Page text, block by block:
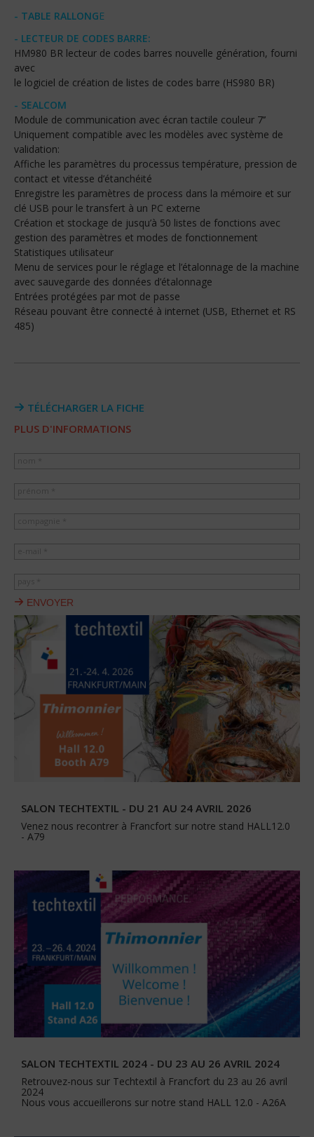
- TABLE RALLONGE
- LECTEUR DE CODES BARRE:
HM980 BR lecteur de codes barres nouvelle génération, fourni
avec
le logiciel de création de listes de codes barre (HS980 BR)
- SEALCOM
Module de communication avec écran tactile couleur 7’’
Uniquement compatible avec les modèles avec système de
validation:
Affiche les paramètres du processus température, pression de
contact et vitesse d’étanchéité
Enregistre les paramètres de process dans la mémoire et sur
clé USB pour le transfert à un PC externe
Création et stockage de jusqu’à 50 listes de fonctions avec
gestion des paramètres et modes de fonctionnement
Statistiques utilisateur
Menu de services pour le réglage et l’étalonnage de la machine
avec sauvegarde des données d’étalonnage
Entrées protégées par mot de passe
Réseau pouvant être connecté à internet (USB, Ethernet et RS
485)
TÉLÉCHARGER LA FICHE
PLUS D'INFORMATIONS
ENVOYER
SALON TECHTEXTIL - DU 21 AU 24 AVRIL 2026
Venez nous recontrer à Francfort sur notre stand HALL12.0
- A79
SALON TECHTEXTIL 2024 - DU 23 AU 26 AVRIL 2024
Retrouvez-nous sur Techtextil à Francfort du 23 au 26 avril
2024
Nous vous accueillerons sur notre stand HALL 12.0 - A26A